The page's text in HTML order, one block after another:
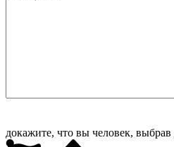
докажите, что вы человек, выбрав